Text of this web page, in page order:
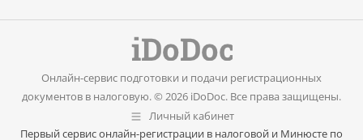
Онлайн-сервис подготовки и подачи регистрационных
документов в налоговую. © 2026 iDoDoc. Все права защищены.
Личный кабинет
Первый сервис онлайн-регистрации в налоговой и Минюсте по